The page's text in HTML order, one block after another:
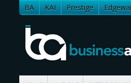
BA KAI Prestige